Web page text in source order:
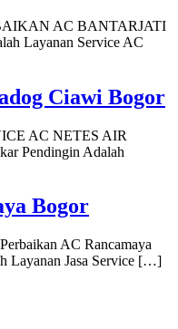
AC BANTARJATI
Layanan Service AC
Ciawi Bogor
AC NETES AIR
Pendingin Adalah
Bogor
AC Rancamaya
Layanan Jasa Service […]